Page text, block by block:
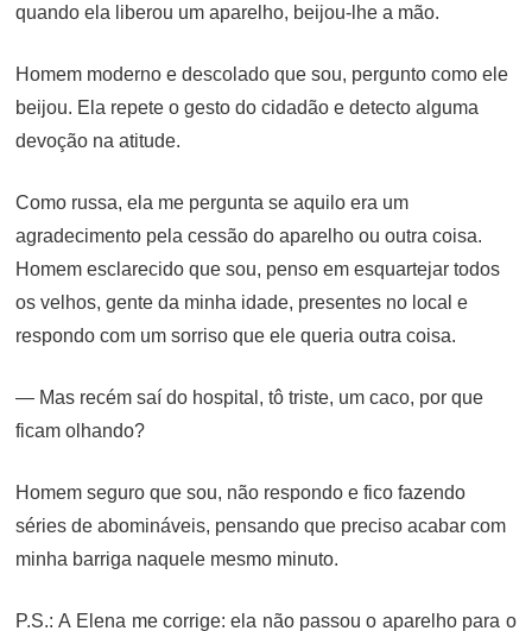
quando ela liberou um aparelho, beijou-lhe a mão.
Homem moderno e descolado que sou, pergunto como ele
beijou. Ela repete o gesto do cidadão e detecto alguma
devoção na atitude.
Como russa, ela me pergunta se aquilo era um
agradecimento pela cessão do aparelho ou outra coisa.
Homem esclarecido que sou, penso em esquartejar todos
os velhos, gente da minha idade, presentes no local e
respondo com um sorriso que ele queria outra coisa.
— Mas recém saí do hospital, tô triste, um caco, por que
ficam olhando?
Homem seguro que sou, não respondo e fico fazendo
séries de abomináveis, pensando que preciso acabar com
minha barriga naquele mesmo minuto.
P.S.: A Elena me corrige: ela não passou o aparelho para o